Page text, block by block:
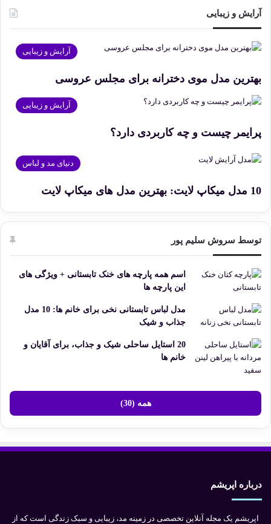
آرایش و زیبایی
آرایش و زیبایی
بهترین مدل موی دخترانه برای مجلس عروسی
آرایش و زیبایی
پرایمر چیست و چه کاربردی دارد؟
دنیای مد و لباس
10 مدل میکاپ لایت: بهترین مدل های میکاپ لایت
توسط سروش سلیم پور
اسم همه پارچه های خنک تابستانی + ویژگی های
این پارچه ها
مدل لباس تابستانی نخی برای خانم ها: 10 مدل
جذاب و شیک
20 استایل ساحلی شیک و جذاب، برای آقایان و
خانم ها
همه (30)
درباره اپریشم
اپریشم یک مجله آنلاین تخصصی در زمینه مد، زیبایی و سبک زندگی است که از